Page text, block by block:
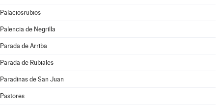
Palaciosrubios
Palencia de Negrilla
Parada de Arriba
Parada de Rubiales
Paradinas de San Juan
Pastores